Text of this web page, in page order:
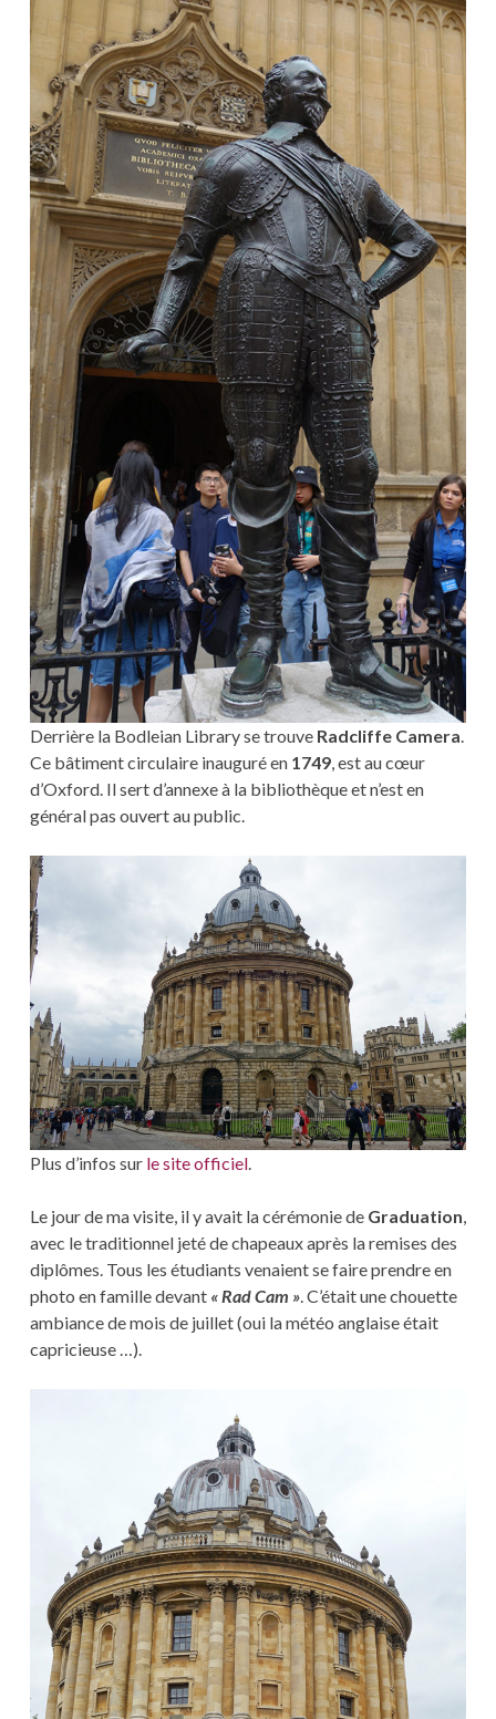
Derrière la Bodleian Library se trouve Radcliffe Camera.
Ce bâtiment circulaire inauguré en 1749, est au cœur
d’Oxford. Il sert d’annexe à la bibliothèque et n’est en
général pas ouvert au public.
Plus d’infos sur le site officiel.
Le jour de ma visite, il y avait la cérémonie de Graduation,
avec le traditionnel jeté de chapeaux après la remises des
diplômes. Tous les étudiants venaient se faire prendre en
photo en famille devant « Rad Cam ». C’était une chouette
ambiance de mois de juillet (oui la météo anglaise était
capricieuse …).